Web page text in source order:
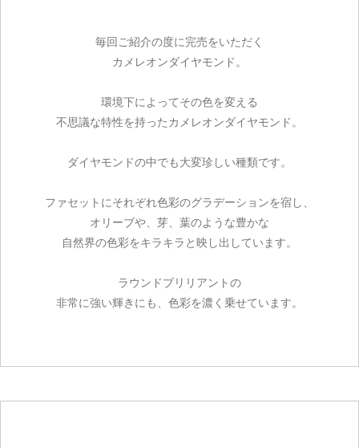
毎回ご紹介の度に完売をいただく
カメレオンダイヤモンド。
環境下によってその色を変える
不思議な特性を持ったカメレオンダイヤモンド。
ダイヤモンドの中でも大変珍しい種類です。
ファセットにそれぞれ色彩のグラデーションを宿し、
オリーブや、芽、葉のような豊かな
自然界の色彩をキラキラと映し出しています。
ラウンドブリリアントの
非常に強い輝きにも、色彩を濃く乗せています。